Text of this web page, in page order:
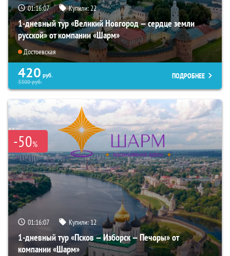
01:16:06 Купили:22
1-дневный тур «Великий Новгород — сердце земли
русской» от компании «Шарм»
Достоевская
420 руб.
3300руб.
ПОДРОБНЕЕ
-50%
01:16:06 Купили:12
1-дневный тур «Псков — Изборск — Печоры» от
компании «Шарм»